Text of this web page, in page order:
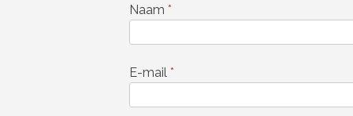
Naam *
E-mail *